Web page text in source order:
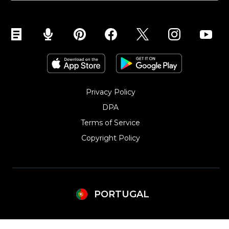
Ecwid para Weebly
Privacy Policy
DPA
Terms of Service
Copyright Policy‎
PORTUGAL